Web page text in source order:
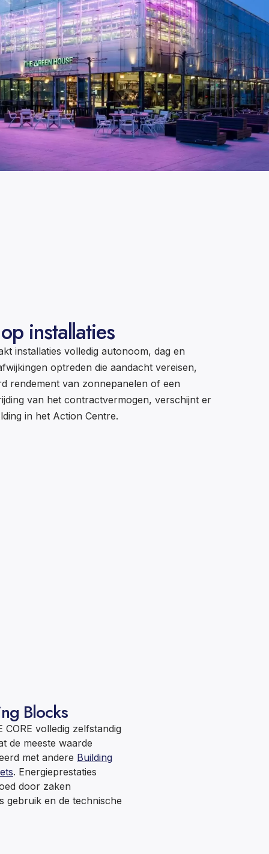
installaties
installaties volledig autonoom, dag en
optreden die aandacht vereisen,
rendement van zonnepanelen of een
van het contractvermogen, verschijnt er
in het Action Centre.
Blocks
CORE volledig zelfstandig
de meeste waarde
met andere Building
. Energieprestaties
door zaken
gebruik en de technische